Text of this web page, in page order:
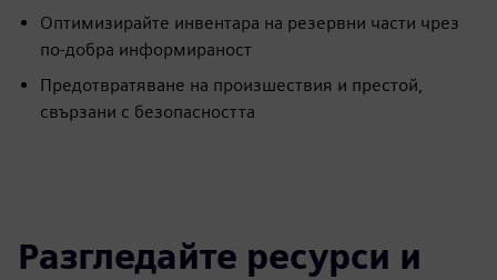
Оптимизирайте инвентара на резервни части чрез
по-добра информираност
Предотвратяване на произшествия и престой,
свързани с безопасността
Разгледайте ресурси и